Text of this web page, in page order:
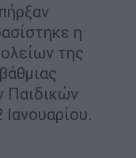
η
της
Παιδικών